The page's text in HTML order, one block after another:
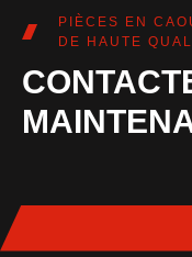
PIÈCES EN
DE HAUTE